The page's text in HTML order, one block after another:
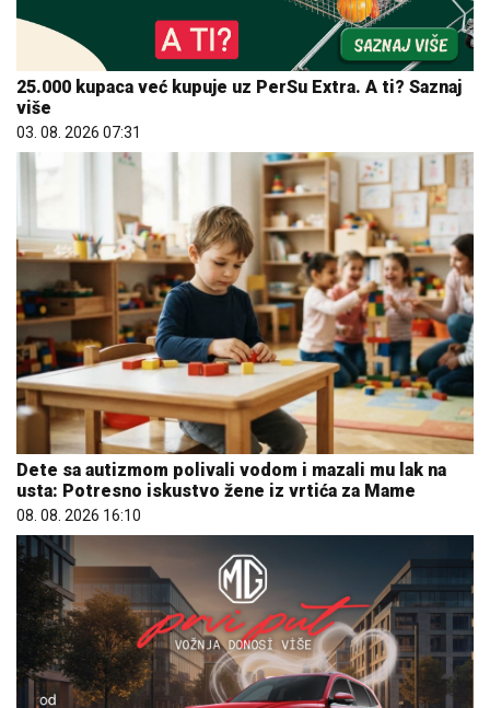
25.000 kupaca već kupuje uz PerSu Extra. A ti? Saznaj
više
03. 08. 2026 07:31
Dete sa autizmom polivali vodom i mazali mu lak na
usta: Potresno iskustvo žene iz vrtića za Mame
08. 08. 2026 16:10